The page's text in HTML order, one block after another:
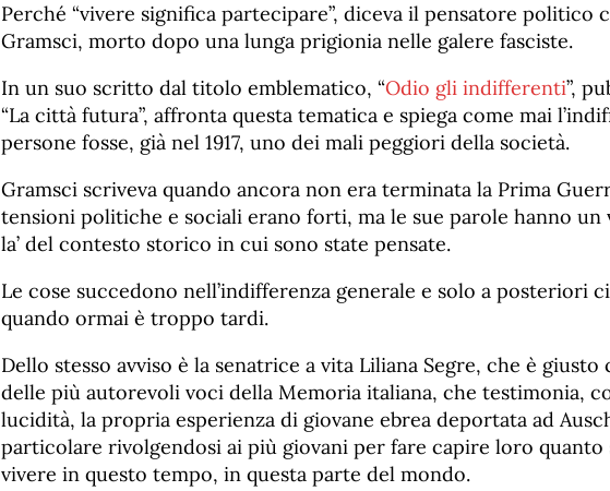
Perché “vivere significa partecipare”, diceva il pensatore politico
Gramsci, morto dopo una lunga prigionia nelle galere fasciste.
In un suo scritto dal titolo emblematico, “Odio gli indifferenti”,
“La città futura”, affronta questa tematica e spiega come mai
persone fosse, già nel 1917, uno dei mali peggiori della società.
Gramsci scriveva quando ancora non era terminata la Prima
tensioni politiche e sociali erano forti, ma le sue parole hanno un
la’ del contesto storico in cui sono state pensate.
Le cose succedono nell’indifferenza generale e solo a posteriori
quando ormai è troppo tardi.
Dello stesso avviso è la senatrice a vita Liliana Segre, che è
delle più autorevoli voci della Memoria italiana, che testimonia,
lucidità, la propria esperienza di giovane ebrea deportata ad
particolare rivolgendosi ai più giovani per fare capire loro
vivere in questo tempo, in questa parte del mondo.